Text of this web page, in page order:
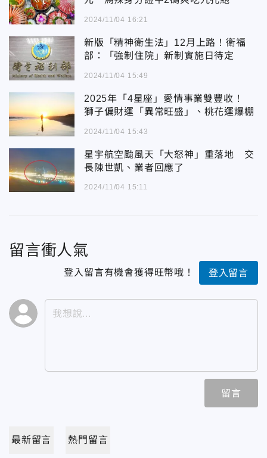
2024/11/04 16:21
新版「精神衛生法」12月上路！衛福
部：「強制住院」新制實施日待定
2024/11/04 15:49
2025年「4星座」愛情事業雙豐收！
獅子偏財運「異常旺盛」、桃花運爆棚
2024/11/04 15:43
星宇航空颱風天「大怒神」重落地 交
長陳世凱、業者回應了
2024/11/04 15:11
留言衝人氣
登入留言有機會獲得旺幣哦！ 登入留言
留言
最新留言 熱門留言